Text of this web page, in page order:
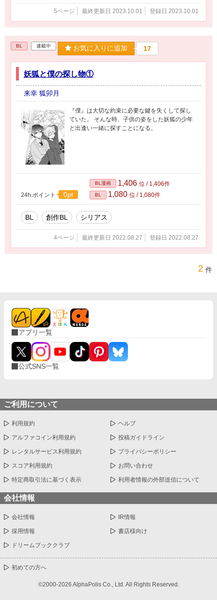
5ページ 最終更新日 2023.10.01 登録日 2023.10.01
BL 連載中 お気に入りに追加 17
妖狐と僕の探し物①
来幸 狐卯月
『僕』は大切な約束に必要な鍵を失くして探し
ていた。 そんな時、子供の姿をした妖狐の少年
と出逢い一緒に探すことになる。
24h.ポイント 0pt
BL漫画 1,406 位 / 1,406件
BL 1,080 位 / 1,080件
BL 創作BL シリアス
4ページ 最終更新日 2022.08.27 登録日 2022.08.27
2 件
アプリ一覧
公式SNS一覧
ご利用について
利用規約 ヘルプ
アルファコイン利用規約 投稿ガイドライン
レンタルサービス利用規約 プライバシーポリシー
スコア利用規約 お問い合わせ
特定商取引法に基づく表示 利用者情報の外部送信について
会社情報
会社情報 IR情報
採用情報 書店様向け
ドリームブッククラブ
初めての方へ
©2000-2026 AlphaPolis Co., Ltd. All Rights Reserved.